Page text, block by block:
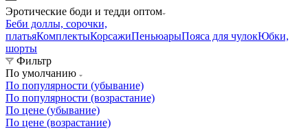
Эротические боди и тедди оптом
Беби доллы, сорочки,
платьяКомплектыКорсажиПеньюарыПояса для чулокЮбки,
шорты
Фильтр
По умолчанию
По популярности (убывание)
По популярности (возрастание)
По цене (убывание)
По цене (возрастание)